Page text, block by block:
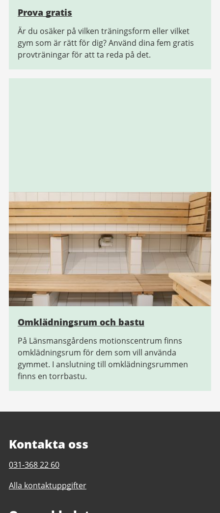
Prova gratis
Är du osäker på vilken träningsform eller vilket
gym som är rätt för dig? Använd dina fem gratis
provträningar för att ta reda på det.
Omklädningsrum och bastu
På Länsmansgårdens motionscentrum finns
omklädningsrum för dem som vill använda
gymmet. I anslutning till omklädningsrummen
finns en torrbastu.
Kontakta oss
Telefonnummer
Länsmansgårdens
031-368 22 60
Alla kontaktuppgifter